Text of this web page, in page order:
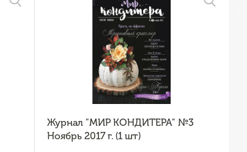
Журнал "МИР КОНДИТЕРА" №3
Ноябрь 2017 г. (1 шт)